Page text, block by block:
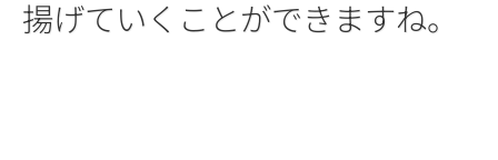
揚げていくことができますね。